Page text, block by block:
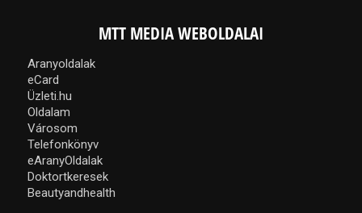
MTT MEDIA WEBOLDALAI
Aranyoldalak
eCard
Üzleti.hu
Oldalam
Városom
Telefonkönyv
eAranyOldalak
Doktortkeresek
Beautyandhealth